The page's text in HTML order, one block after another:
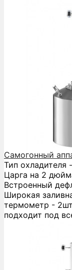
Самогонный
Тип охладителя
Царга на 2
Встроенный
Широкая
термометр - 2шт
подходит под